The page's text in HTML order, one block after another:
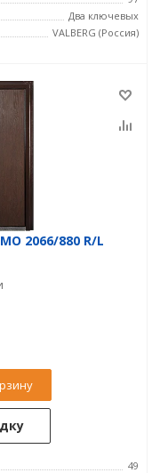
Два ключевых
VALBERG (Россия)
2066/880 R/L
49